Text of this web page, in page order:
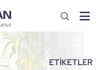
ETİKETLER